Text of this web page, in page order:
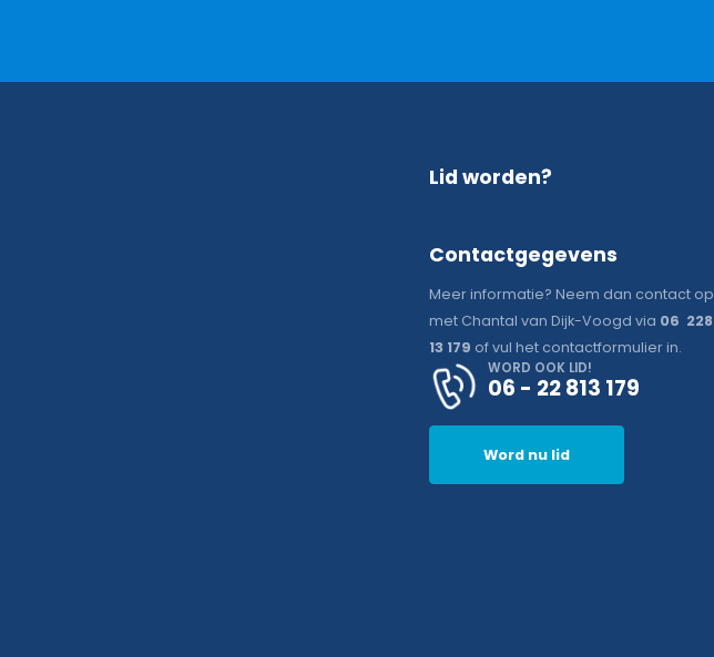
Lid worden?
Contactgegevens
Meer informatie? Neem dan contact op
met Chantal van Dijk-Voogd via 06 228
13 179 of vul het contactformulier in.
WORD OOK LID!
06 - 22 813 179
Word nu lid